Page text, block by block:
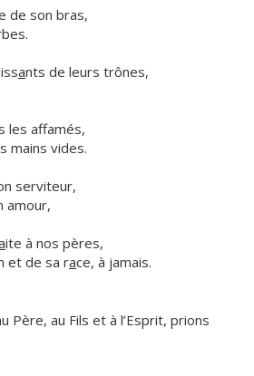
de son bras,
ants de leurs trônes,
les affamés,
mains vides.
serviteur,
amour,
ite à nos pères,
et de sa race, à jamais.
Père, au Fils et à l’Esprit, prions